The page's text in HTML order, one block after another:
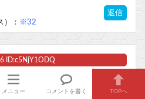
返信
）： ※32
ID:c5NjY1ODQ
た作品を今度は褒めなき
メニュー コメントを書く TOPへ